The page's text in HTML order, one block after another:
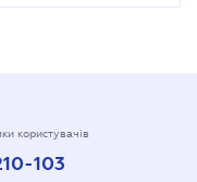
користувачів
103